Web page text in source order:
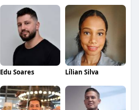
Edu Soares Lílian Silva